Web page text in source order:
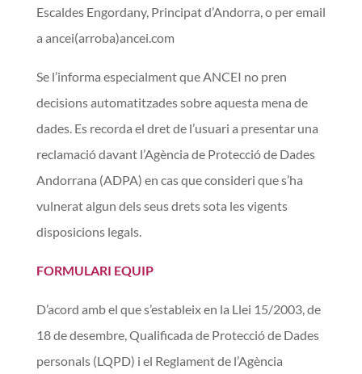
Escaldes Engordany, Principat d’Andorra,o per email
a ancei(arroba)ancei.com
Se l’informa especialment que ANCEI no pren
decisions automatitzades sobre aquesta mena de
dades. Es recorda el dret de l’usuari a presentar una
reclamació davant l’Agència de Protecció de Dades
Andorrana (ADPA) en cas que consideri que s’ha
vulnerat algun dels seus drets sota les vigents
disposicions legals.
FORMULARI EQUIP
D’acord amb el que s’estableix en la Llei 15/2003, de
18 de desembre, Qualificada de Protecció de Dades
personals (LQPD) i el Reglament de l’Agència